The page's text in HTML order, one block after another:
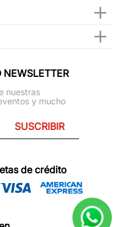
NEWSLETTER
nuestras
y mucho
SUSCRIBIR
de crédito